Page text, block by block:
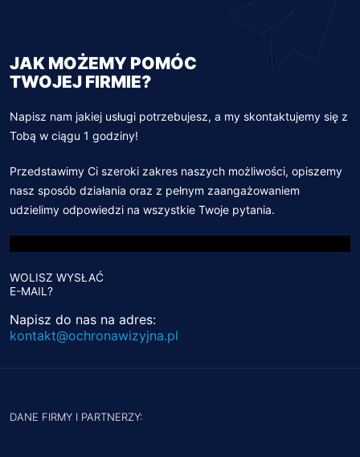
JAK MOŻEMY POMÓC
TWOJEJ FIRMIE?
Napisz nam jakiej usługi potrzebujesz, a my skontaktujemy się z
Tobą w ciągu 1 godziny!
Przedstawimy Ci szeroki zakres naszych możliwości, opiszemy
nasz sposób działania oraz z pełnym zaangażowaniem
udzielimy odpowiedzi na wszystkie Twoje pytania.
WOLISZ WYSŁAĆ
E-MAIL?
Napisz do nas na adres:
kontakt@ochronawizyjna.pl
DANE FIRMY I PARTNERZY: